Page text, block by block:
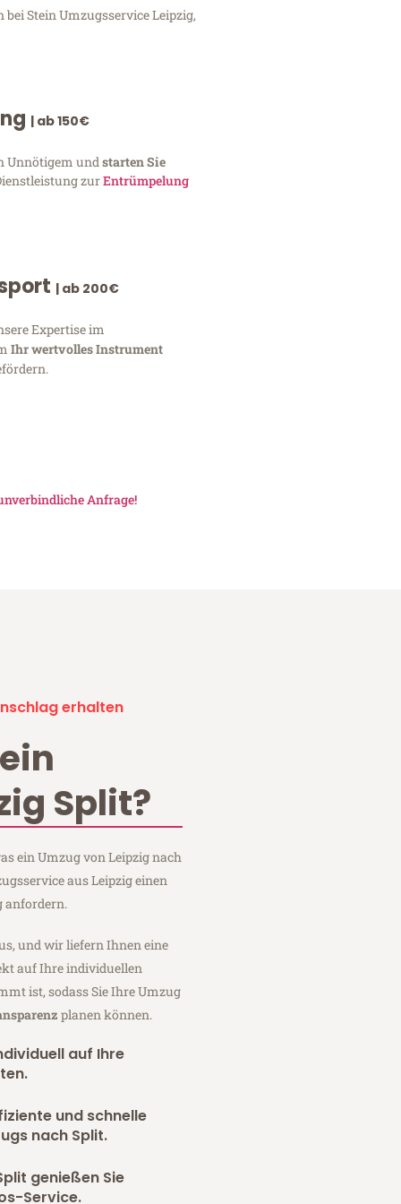
Stein Umzugsservice Leipzig,
| ab 150€
Unnötigem und starten Sie
zurEntrümpelung
| ab 200€
Expertise im
Ihr wertvolles Instrument
Anfrage!
erhalten
Split?
ein Umzug von Leipzig nach
aus Leipzig einen
anfordern.
und wir liefern Ihnen eine
auf Ihre individuellen
ist, sodass Sie Ihre Umzug
planen können.
auf Ihre
und schnelle
nach Split.
genießen Sie
Service.